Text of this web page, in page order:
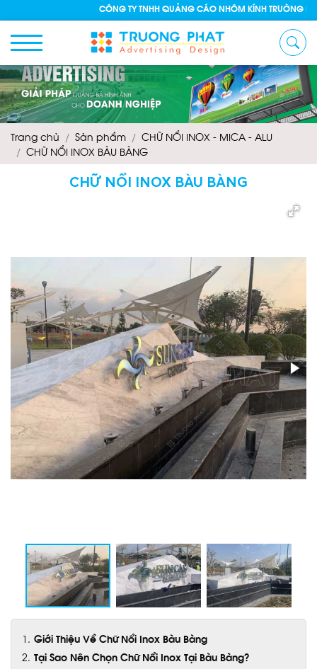
CÔNG TY TNHH QUẢNG CÁO NHÔM KÍNH TRƯỜNG PHÁT
Trang chủ Sản phẩm
CHỮ NỔI INOX - MICA - ALU
CHỮ NỔI INOX BÀU BÀNG
CHỮ NỔI INOX BÀU BÀNG
Giới Thiệu Về Chữ Nổi Inox Bàu Bàng
Tại Sao Nên Chọn Chữ Nổi Inox Tại Bàu Bàng?